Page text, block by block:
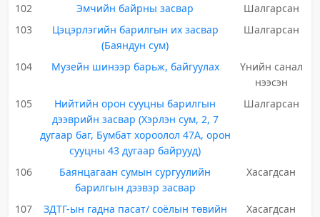
102 Эмчийн байрны засвар
Шалгарсан
103
Цэцэрлэгийн барилгын их засвар
(Баяндун сум)
Шалгарсан
104 Музейн шинээр барьж, байгуулах
Үнийн санал
нээсэн
105
Нийтийн орон сууцны барилгын
дээврийн засвар (Хэрлэн сум, 2, 7
дугаар баг, Бумбат хороолол 47А, орон
сууцны 43 дугаар байрууд)
Шалгарсан
106
Баянцагаан сумын сургуулийн
барилгын дээвэр засвар
Хасагдсан
107
ЗДТГ-ын гадна пасат/ соёлын төвийн
Хасагдсан